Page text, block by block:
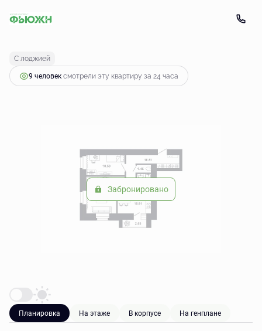
2-комнатная 6 183 923 руб.
С лоджией
9 человек смотрели эту квартиру за 24 часа
Забронировано
Планировка На этаже В корпусе На генплане